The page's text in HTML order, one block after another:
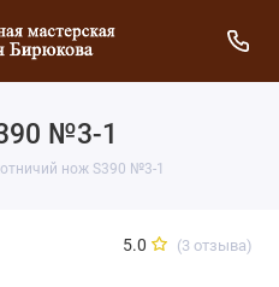
№3-1
нож S390 №3-1
5.0 (3 отзыва)